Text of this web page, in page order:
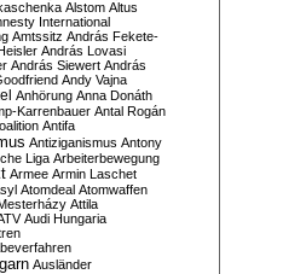
Alstom Altus
International
Amtssitz András Fekete-
András Lovasi
András Siewert András
Andy Vajna
Anhörung Anna Donáth
Karrenbauer Antal Rogán
Antifa
Antiziganismus Antony
Liga Arbeiterbewegung
Armee Armin Laschet
Atomdeal Atomwaffen
Attila
Audi Hungaria
Ausländer